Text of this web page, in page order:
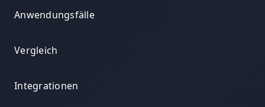
Anwendungsfälle
Vergleich
Integrationen